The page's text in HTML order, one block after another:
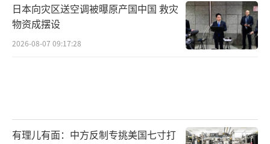
日本向灾区送空调被曝原产国中国 救灾
物资成摆设
2026-08-07 09:17:28
有理儿有面：中方反制专挑美国七寸打